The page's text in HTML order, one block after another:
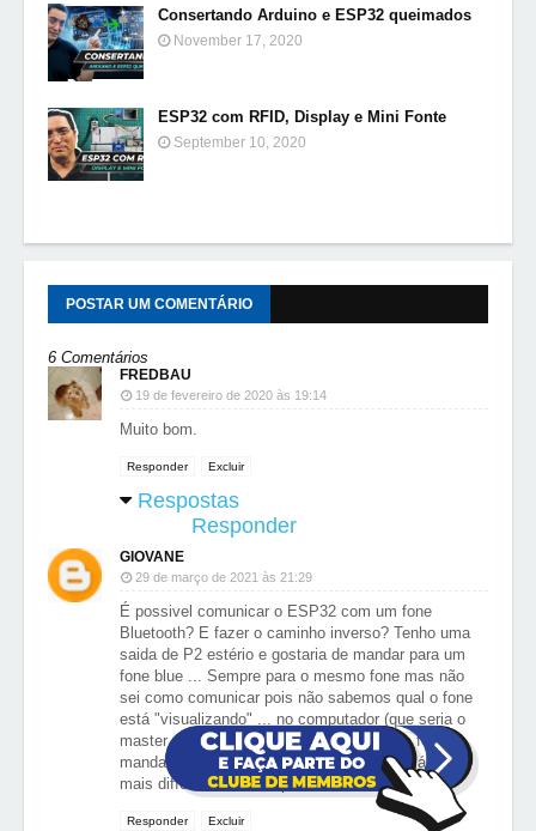
Consertando Arduino e ESP32 queimados
November 17, 2020
ESP32 com RFID, Display e Mini Fonte
September 10, 2020
POSTAR UM COMENTÁRIO
6 Comentários
FREDBAU
19 de fevereiro de 2020 às 19:14
Muito bom.
Responder Excluir
Respostas
Responder
GIOVANE
29 de março de 2021 às 21:29
É possivel comunicar o ESP32 com um fone
Bluetooth? E fazer o caminho inverso? Tenho uma
saida de P2 estério e gostaria de mandar para um
fone blue ... Sempre para o mesmo fone mas não
sei como comunicar pois não sabemos qual o fone
está "visualizando" ... no computador (que seria o
master dessa conexão) você "visualiza" o fone e
manda comunicar ... NO fone com o ESP já fica
mais difícil ... Existe a possibilidade??
Responder Excluir